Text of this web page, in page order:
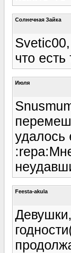
Солнечная Зайка
что
Июля
удалось
Feesta-akula